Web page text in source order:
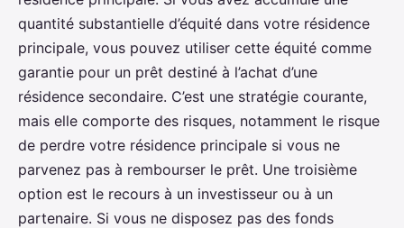
quantité substantielle d’équité dans votre résidence
principale, vous pouvez utiliser cette équité comme
garantie pour un prêt destiné à l’achat d’une
résidence secondaire. C’est une stratégie courante,
mais elle comporte des risques, notamment le risque
de perdre votre résidence principale si vous ne
parvenez pas à rembourser le prêt. Une troisième
option est le recours à un investisseur ou à un
partenaire. Si vous ne disposez pas des fonds